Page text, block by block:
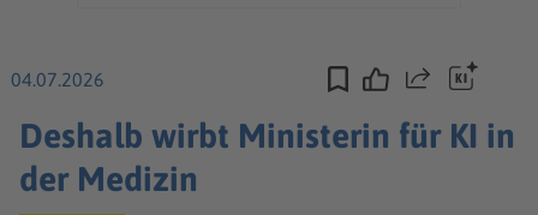
04.07.2026 Teilen
Deshalb wirbt Ministerin für KI in
der Medizin